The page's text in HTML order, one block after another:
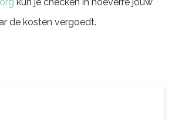
de kosten vergoedt.